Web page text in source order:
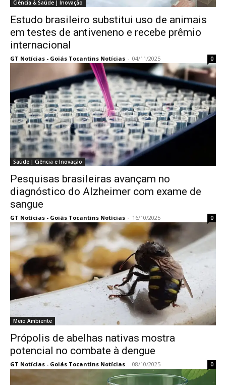
Ciência & Saúde | Inovação
Estudo brasileiro substitui uso de animais
em testes de antiveneno e recebe prêmio
internacional
GT Notícias - Goiás Tocantins Notícias - 04/11/2025 0
Saúde | Ciência e Inovação
Pesquisas brasileiras avançam no
diagnóstico do Alzheimer com exame de
sangue
GT Notícias - Goiás Tocantins Notícias - 16/10/2025 0
Meio Ambiente
Própolis de abelhas nativas mostra
potencial no combate à dengue
GT Notícias - Goiás Tocantins Notícias - 08/10/2025 0